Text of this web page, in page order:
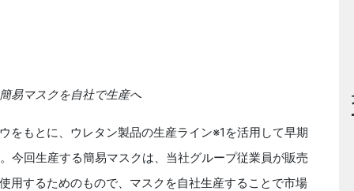
易マスクを自社で生産へ
もとに、ウレタン製品の生産ライン※1を活用して早期
今回生産する簡易マスクは、当社グループ従業員が販売
用するためのもので、マスクを自社生産することで市場